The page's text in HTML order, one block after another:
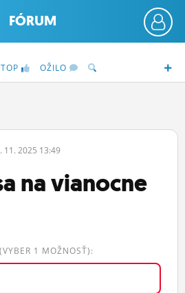
FÓRUM
TOP OŽILO
11. 2025 13:49
na vianocne
1 MOŽNOSŤ):